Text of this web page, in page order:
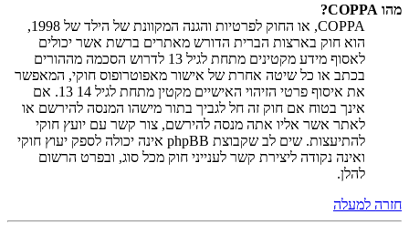
מהו COPPA?
COPPA, או החוק לפרטיות והגנה המקוונת של הילד של 1998,
הוא חוק בארצות הברית הדורש מאתרים ברשת אשר יכולים
לאסוף מידע מקטינים מתחת לגיל 13 לדרוש הסכמה מההורים
בכתב או כל שיטה אחרת של אישור מאפוטרופוס חוקי, המאפשר
את איסוף פרטי הזיהוי האישיים מקטין מתחת לגיל 14 13. אם
אינך בטוח אם חוק זה חל לגביך בתור מישהו המנסה להירשם או
לאתר אשר אליו אתה מנסה להירשם, צור קשר עם יועץ חוקי
להתיעצות. שים לב שקבוצת phpBB אינה יכולה לספק יעוץ חוקי
ואינה נקודה ליצירת קשר לענייני חוק מכל סוג, ובפרט הרשום
להלן.
חזרה למעלה